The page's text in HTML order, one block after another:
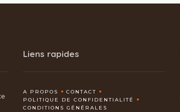
Liens rapides
A PROPOS
CONTACT
POLITIQUE DE CONFIDENTIALITÉ
CONDITIONS GÉNÉRALES